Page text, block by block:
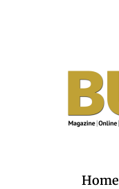
Home